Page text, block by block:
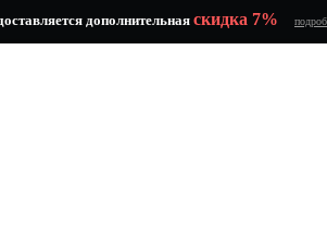
дополнительная скидка 7%